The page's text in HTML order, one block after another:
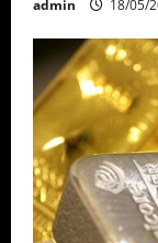
admin 18/05/